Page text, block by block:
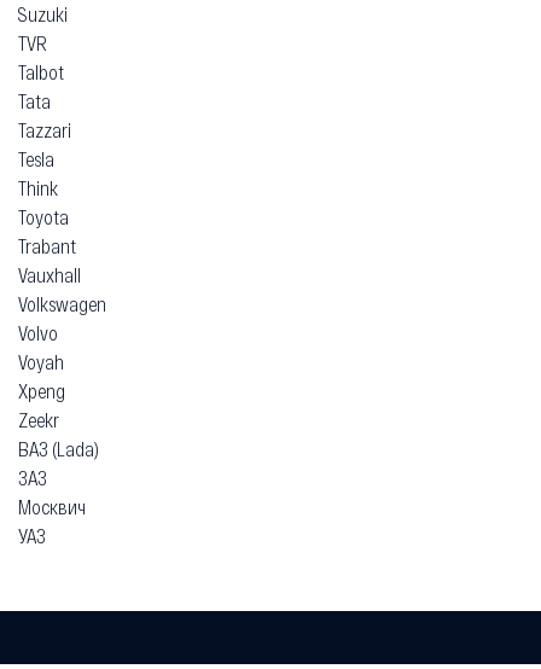
Suzuki
TVR
Talbot
Tata
Tazzari
Tesla
Think
Toyota
Trabant
Vauxhall
Volkswagen
Volvo
Voyah
Xpeng
Zeekr
ВАЗ (Lada)
ЗАЗ
Москвич
УАЗ